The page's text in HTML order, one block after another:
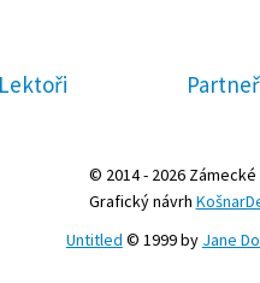
Lektoři
© 2014 - 2026
Grafický návrh
Untitled © 1999 by Jane